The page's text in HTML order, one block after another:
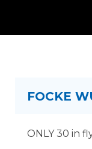
FOCKE
ONLY 30 in